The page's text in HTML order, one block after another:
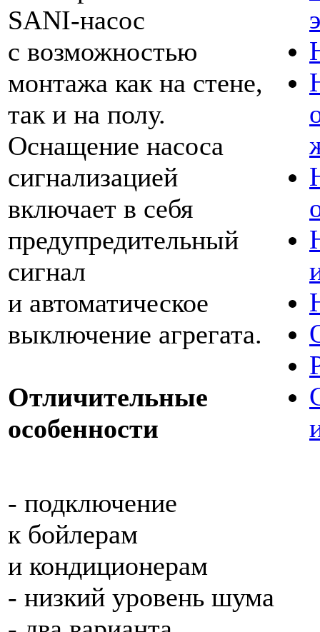
SANI-насос
с возможностью
монтажа как на стене,
так и на полу.
Оснащение насоса
сигнализацией
включает в себя
предупредительный
сигнал
и автоматическое
выключение агрегата.
Отличительные
особенности
- подключение
к бойлерам
и кондиционерам
- низкий уровень шума